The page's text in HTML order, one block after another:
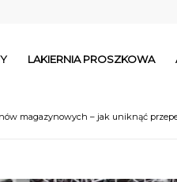
LAKIERNIA PROSZKOWA
magazynowych – jak uniknąć